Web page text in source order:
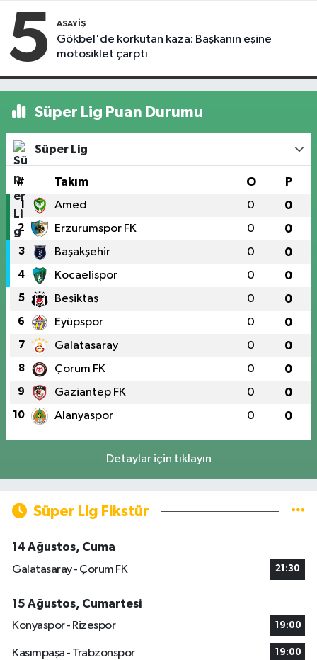
5 ASAYIŞ
Gökbel'de korkutan kaza: Başkanın eşine
motosiklet çarptı
Süper Lig Puan Durumu
Süper Lig
# Takım O P
1 Amed 0 0
2 Erzurumspor FK 0 0
3 Başakşehir 0 0
4 Kocaelispor 0 0
5 Beşiktaş 0 0
6 Eyüpspor 0 0
7 Galatasaray 0 0
8 Çorum FK 0 0
9 Gaziantep FK 0 0
10 Alanyaspor 0 0
Detaylar için tıklayın
Süper Lig Fikstür
14 Ağustos, Cuma
Galatasaray - Çorum FK
21:30
15 Ağustos, Cumartesi
Konyaspor - Rizespor
19:00
Kasımpaşa - Trabzonspor 19:00